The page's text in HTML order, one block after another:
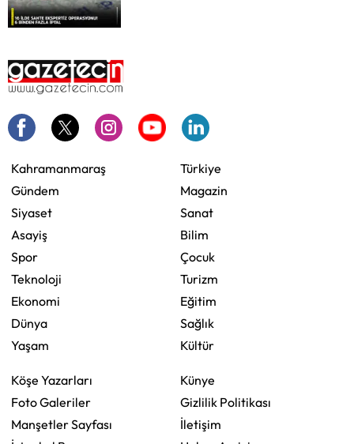
Kahramanmaraş
Gündem
Siyaset
Asayiş
Spor
Teknoloji
Ekonomi
Dünya
Yaşam
Türkiye
Magazin
Sanat
Bilim
Çocuk
Turizm
Eğitim
Sağlık
Kültür
Köşe Yazarları
Foto Galeriler
Manşetler Sayfası
Künye
Gizlilik Politikası
İletişim